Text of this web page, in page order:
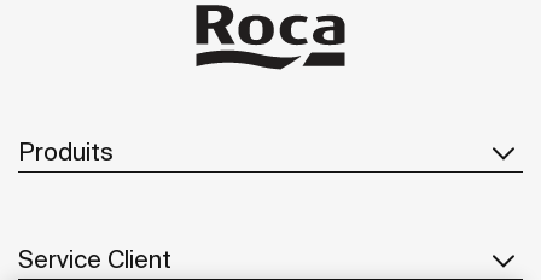
Produits
Service Client